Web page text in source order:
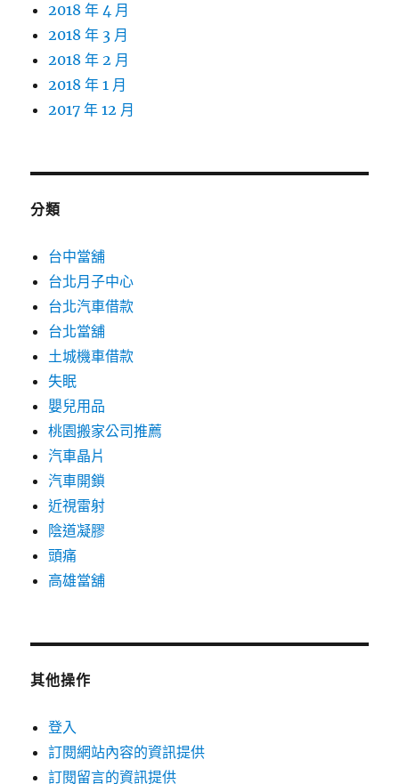
2018 年 4 月
2018 年 3 月
2018 年 2 月
2018 年 1 月
2017 年 12 月
分類
台中當舖
台北月子中心
台北汽車借款
台北當舖
土城機車借款
失眠
嬰兒用品
桃園搬家公司推薦
汽車晶片
汽車開鎖
近視雷射
陰道凝膠
頭痛
高雄當舖
其他操作
登入
訂閱網站內容的資訊提供
訂閱留言的資訊提供